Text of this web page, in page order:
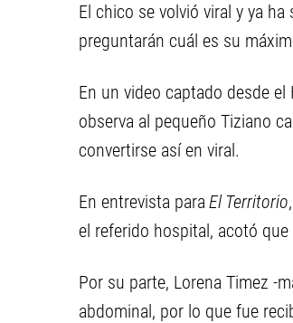
El chico se volvió viral y ya
preguntarán cuál es su
En un video captado desde
observa al pequeño Tiziano
convertirse así en viral.
En entrevista paraEl Territorio
el referido hospital, acotó que
Por su parte, Lorena Timez -
abdominal, por lo que fue